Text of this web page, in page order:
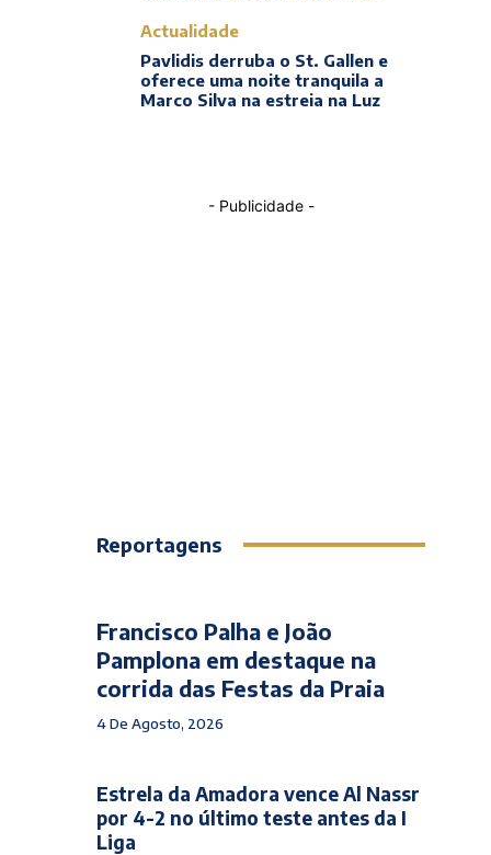
Actualidade
Pavlidis derruba o St. Gallen e
oferece uma noite tranquila a
Marco Silva na estreia na Luz
- Publicidade -
Reportagens
Francisco Palha e João
Pamplona em destaque na
corrida das Festas da Praia
4 De Agosto, 2026
Estrela da Amadora vence Al Nassr
por 4-2 no último teste antes da I
Liga